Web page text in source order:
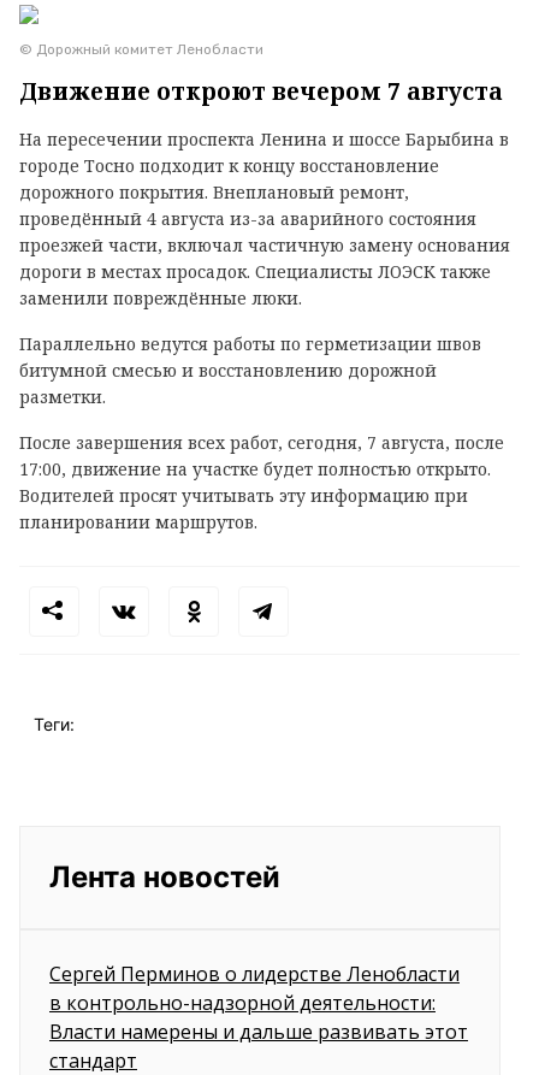
© Дорожный комитет Ленобласти
Движение откроют вечером 7 августа
На пересечении проспекта Ленина и шоссе Барыбина в
городе Тосно подходит к концу восстановление
дорожного покрытия. Внеплановый ремонт,
проведённый 4 августа из-за аварийного состояния
проезжей части, включал частичную замену основания
дороги в местах просадок. Специалисты ЛОЭСК также
заменили повреждённые люки.
Параллельно ведутся работы по герметизации швов
битумной смесью и восстановлению дорожной
разметки.
После завершения всех работ, сегодня, 7 августа, после
17:00, движение на участке будет полностью открыто.
Водителей просят учитывать эту информацию при
планировании маршрутов.
Теги:
Лента новостей
Сергей Перминов о лидерстве Ленобласти
в контрольно-надзорной деятельности:
Власти намерены и дальше развивать этот
стандарт